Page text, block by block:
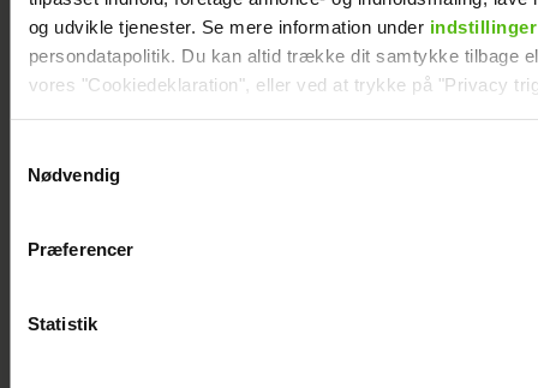
og udvikle tjenester. Se mere information under indstillinger
persondatapolitik. Du kan altid trække dit samtykke tilbage
vores "Cookiedeklaration", eller ved at trykke på "Privacy
Vi anvender egne cookies og cookies fra tredjeparter til at
generere statistik og huske dine præferencer samt til brug
Nødvendig
Præferencer
Statistik